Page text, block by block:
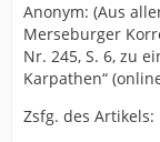
Anonym: (Aus
Merseburger
Nr. 245, S. 6, zu
Karpathen“
Zsfg. des Artikels: